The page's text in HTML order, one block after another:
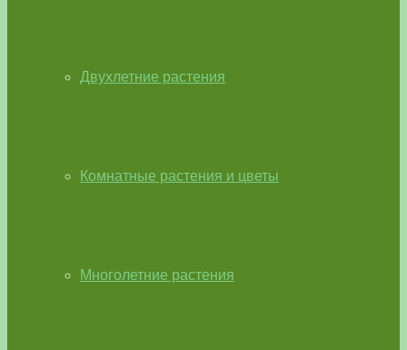
Двухлетние растения
Комнатные растения и цветы
Многолетние растения